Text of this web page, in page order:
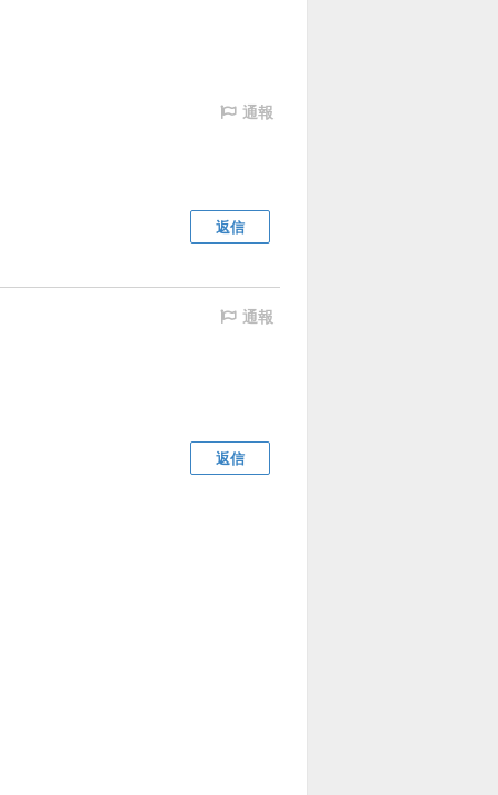
通報
返信
通報
返信